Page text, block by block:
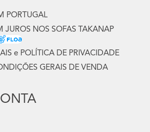
PORTUGAL
JUROS NOS SOFAS TAKANAP
e POLÍTICA DE PRIVACIDADE
GERAIS DE VENDA